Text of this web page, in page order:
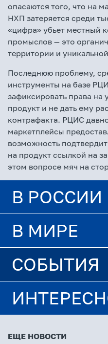
опасаются того, что на
НХП затеряется среди
«цифра» убьет местный
промыслов — это
территории и
Последнюю проблему,
инструменты на базе
зафиксировать права на
продукт и не дать ему
контрафакта. РЦИС
маркетплейсы
возможность
на продукт ссылкой на
этом вопросе мяч на
В РОССИИ
В МИРЕ
СОБЫТИЯ
ЕЩЕ НОВОСТИ